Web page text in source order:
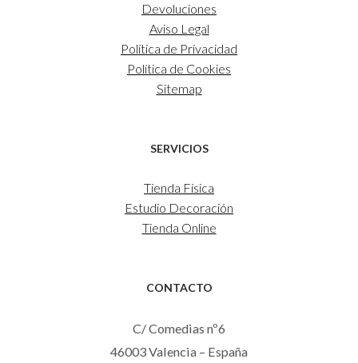
Devoluciones
Aviso Legal
Política de Privacidad
Política de Cookies
Sitemap
SERVICIOS
Tienda Física
Estudio Decoración
Tienda Online
CONTACTO
C/ Comedias nº6
46003 Valencia – España